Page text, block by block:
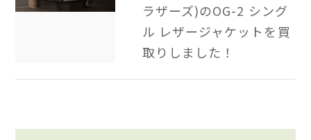
ラザーズ)のOG-2 シング
ル レザージャケットを買
取りしました！